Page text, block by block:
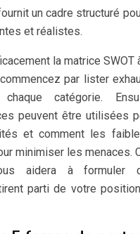
un cadre structuré
et réalistes.
la matrice
par lister
catégorie.
peuvent être utilisées
et comment les
minimiser les menaces.
aidera à formuler
parti de votre